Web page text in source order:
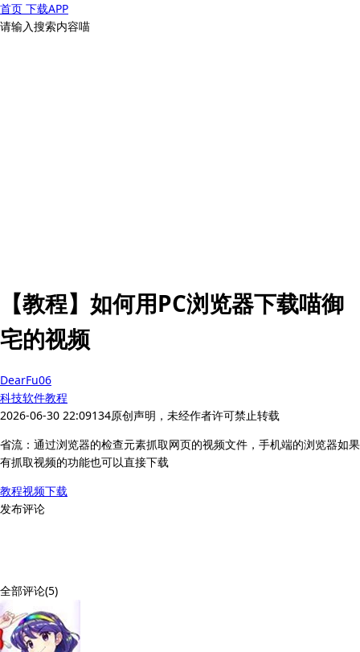
首页 下载APP
请输入搜索内容喵
【教程】如何用PC浏览器下载喵御
宅的视频
DearFu06
科技软件教程
2026-06-30 22:09134原创声明，未经作者许可禁止转载
省流：通过浏览器的检查元素抓取网页的视频文件，手机端的浏览器如果
有抓取视频的功能也可以直接下载
教程视频下载
发布评论
全部评论(5)